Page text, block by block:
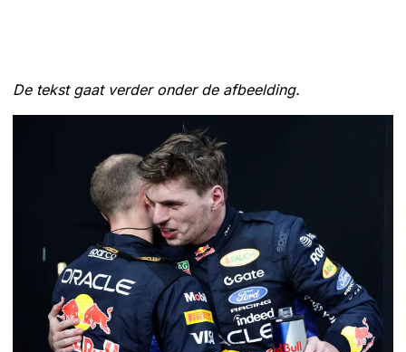
De tekst gaat verder onder de afbeelding.